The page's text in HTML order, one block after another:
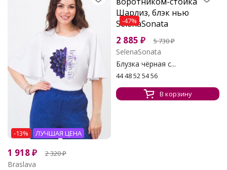
-13% ЛУЧШАЯ ЦЕНА
1 918₽ 2 320₽
Braslava
-47%
2 885 ₽ 5 730₽
SelenaSonata
Блузка чёрная с...
44 48 52 54 56
В корзину